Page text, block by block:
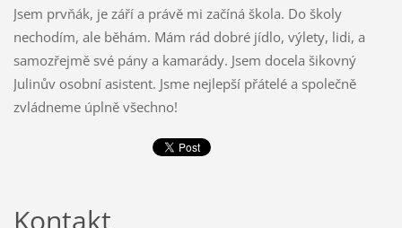
Jsem prvňák, je září a právě mi začíná škola. Do školy
nechodím, ale běhám. Mám rád dobré jídlo, výlety, lidi, a
samozřejmě své pány a kamarády. Jsem docela šikovný
Julinův osobní asistent. Jsme nejlepší přátelé a společně
zvládneme úplně všechno!
Kontakt